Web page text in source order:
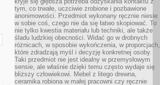
tym, co trwałe, uczciwie zrobione i pozbawione
anonimowości. Przedmiot wykonany ręcznie niesie
w sobie coś, czego nie da się łatwo skopiować. To
nie tylko kwestia materiału lub techniki, ale także
śladu ludzkiej obecności. Widać go w drobnych
różnicach, w sposobie wykończenia, w proporcjach,
które zdradzają myśl i decyzję konkretnej osoby.
Taki przedmiot nie jest idealny w przemysłowym
sensie, ale właśnie dzięki temu często wydaje się
bliższy człowiekowi. Mebel z litego drewna,
ceramika robiona w małej pracowni czy ręcznie